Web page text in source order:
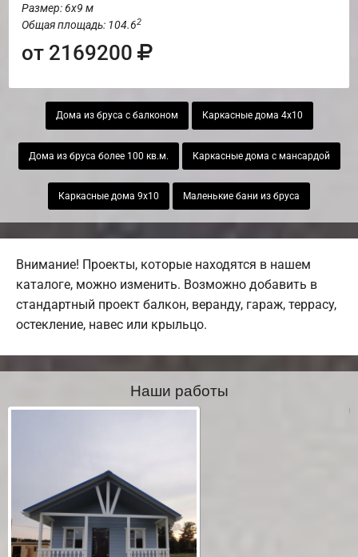
Размер: 6х9 м
Общая площадь: 104.62
от 2169200
Дома из бруса с балконом Каркасные дома 4х10
Дома из бруса более 100 кв.м. Каркасные дома с мансардой
Каркасные дома 9х10 Маленькие бани из бруса
Внимание! Проекты, которые находятся в нашем
каталоге, можно изменить. Возможно добавить в
стандартный проект балкон, веранду, гараж, террасу,
остекление, навес или крыльцо.
Наши работы